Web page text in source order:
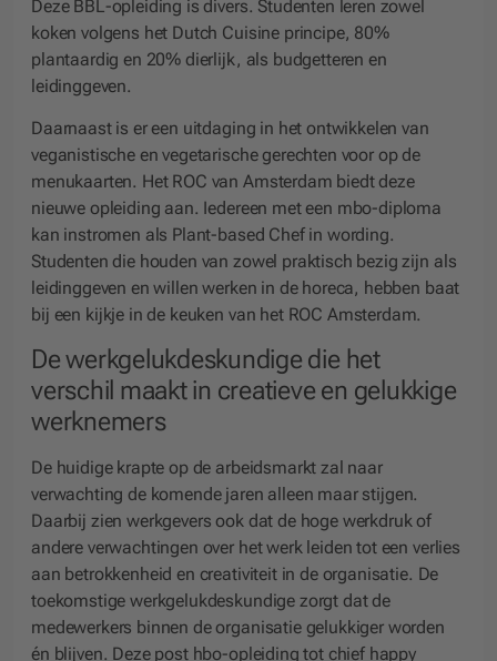
Deze BBL-opleiding is divers. Studenten leren zowel
koken volgens het Dutch Cuisine principe, 80%
plantaardig en 20% dierlijk, als budgetteren en
leidinggeven.
Daarnaast is er een uitdaging in het ontwikkelen van
veganistische en vegetarische gerechten voor op de
menukaarten. Het ROC van Amsterdam biedt deze
nieuwe opleiding aan. Iedereen met een mbo-diploma
kan instromen als Plant-based Chef in wording.
Studenten die houden van zowel praktisch bezig zijn als
leidinggeven en willen werken in de horeca, hebben baat
bij een kijkje in de keuken van het ROC Amsterdam.
De werkgelukdeskundige die het
verschil maakt in creatieve en gelukkige
werknemers
De huidige krapte op de arbeidsmarkt zal naar
verwachting de komende jaren alleen maar stijgen.
Daarbij zien werkgevers ook dat de hoge werkdruk of
andere verwachtingen over het werk leiden tot een verlies
aan betrokkenheid en creativiteit in de organisatie. De
toekomstige werkgelukdeskundige zorgt dat de
medewerkers binnen de organisatie gelukkiger worden
én blijven. Deze post hbo-opleiding tot chief happy